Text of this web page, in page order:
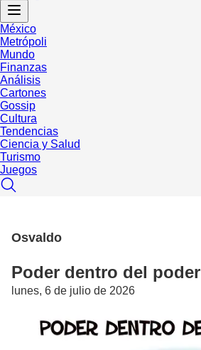
México
Metrópoli
Mundo
Finanzas
Análisis
Cartones
Gossip
Cultura
Tendencias
Ciencia y Salud
Turismo
Juegos
Osvaldo
Poder dentro del poder
lunes, 6 de julio de 2026